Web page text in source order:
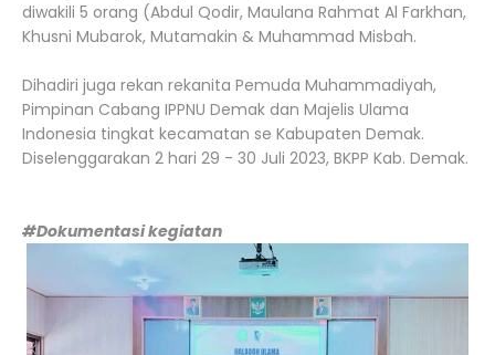
diwakili 5 orang (Abdul Qodir, Maulana Rahmat Al Farkhan,
Khusni Mubarok, Mutamakin & Muhammad Misbah.
Dihadiri juga rekan rekanita Pemuda Muhammadiyah,
Pimpinan Cabang IPPNU Demak dan Majelis Ulama
Indonesia tingkat kecamatan se Kabupaten Demak.
Diselenggarakan 2 hari 29 - 30 Juli 2023, BKPP Kab. Demak.
#Dokumentasi kegiatan